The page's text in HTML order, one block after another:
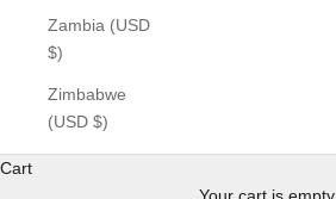
Zambia (USD
$)
Zimbabwe
(USD $)
Cart
Your cart is empty